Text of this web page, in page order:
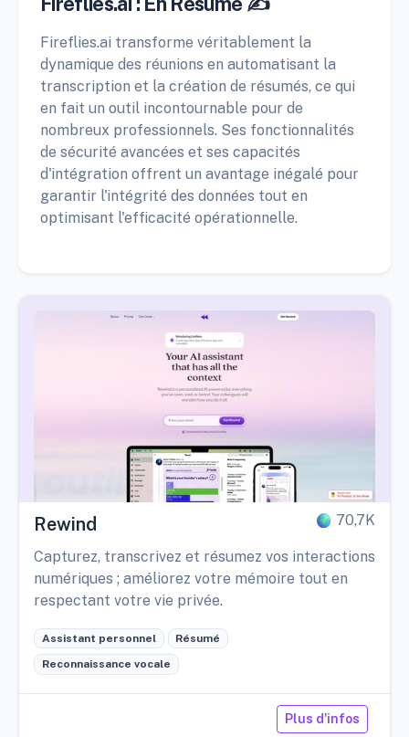
Fireflies.ai transforme véritablement la
dynamique des réunions en automatisant la
transcription et la création de résumés, ce qui
en fait un outil incontournable pour de
nombreux professionnels. Ses fonctionnalités
de sécurité avancées et ses capacités
d'intégration offrent un avantage inégalé pour
garantir l'intégrité des données tout en
optimisant l'efficacité opérationnelle.
Rewind 70,7K
Capturez, transcrivez et résumez vos interactions
numériques ; améliorez votre mémoire tout en
respectant votre vie privée.
Assistant personnel Résumé
Reconnaissance vocale
Plus d'infos